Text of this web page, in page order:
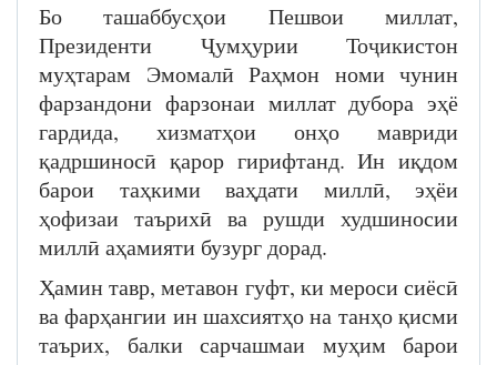
Бо ташаббусҳои Пешвои миллат,
Президенти Ҷумҳурии Тоҷикистон
муҳтарам Эмомалӣ Раҳмон номи чунин
фарзандони фарзонаи миллат дубора эҳё
гардида, хизматҳои онҳо мавриди
қадршиносӣ қарор гирифтанд. Ин иқдом
барои таҳкими ваҳдати миллӣ, эҳёи
ҳофизаи таърихӣ ва рушди худшиносии
миллӣ аҳамияти бузург дорад.
Ҳамин тавр, метавон гуфт, ки мероси сиёсӣ
ва фарҳангии ин шахсиятҳо на танҳо қисми
таърих, балки сарчашмаи муҳим барои